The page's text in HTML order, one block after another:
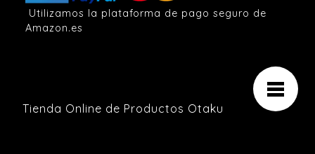
Utilizamos la plataforma de pago seguro de
Amazon.es
Tienda Online de Productos Otaku